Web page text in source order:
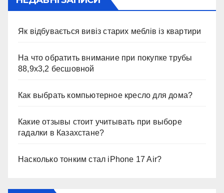
Як відбувається вивіз старих меблів із квартири
На что обратить внимание при покупке трубы
88,9х3,2 бесшовной
Как выбрать компьютерное кресло для дома?
Какие отзывы стоит учитывать при выборе
гадалки в Казахстане?
Насколько тонким стал iPhone 17 Air?